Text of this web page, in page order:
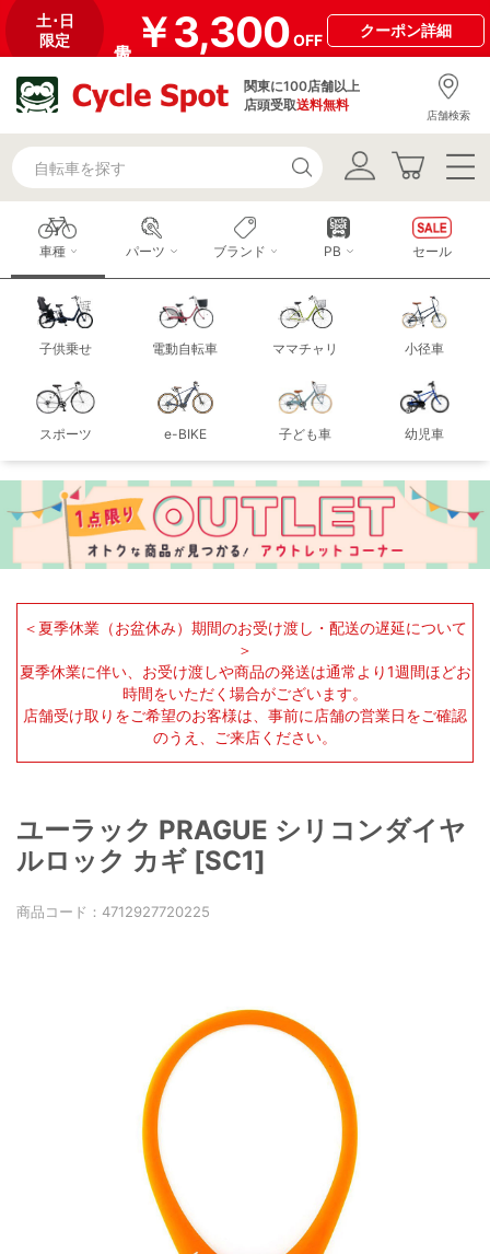
土･日
限定
￥3,300OFF
クーポン詳細
関東に100店舗以上
店頭受取送料無料
店舗検索
車種
子供乗せ 電動自転車 ママチャリ 小径車
スポーツ e-BIKE 子ども車 幼児車
パーツ ブランド PB セール
＜夏季休業（お盆休み）期間のお受け渡し・配送の遅延について
＞
夏季休業に伴い、お受け渡しや商品の発送は通常より1週間ほどお
時間をいただく場合がございます。
店舗受け取りをご希望のお客様は、事前に店舗の営業日をご確認
のうえ、ご来店ください。
ユーラック PRAGUE シリコンダイヤ
ルロック カギ [SC1]
商品コード： 4712927720225